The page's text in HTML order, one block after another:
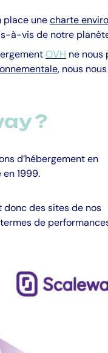
place unecharte
à-vis de notre
OVH ne nous
, nous
?
d’hébergement en
1999.
donc des sites de nos
de